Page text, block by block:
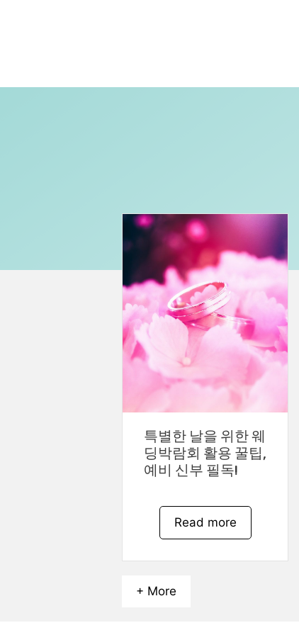
특별한 날을 위한 웨
딩박람회 활용 꿀팁,
예비 신부 필독!
Read more
+ More